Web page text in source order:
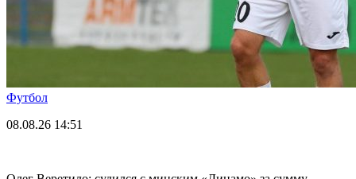
Футбол
08.08.26 14:51